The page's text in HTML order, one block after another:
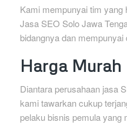
Kami mempunyai tim yang
Jasa SEO Solo Jawa
bidangnya dan mempunyai
Harga Murah
Diantara perusahaan jasa
kami tawarkan cukup
pelaku bisnis pemula yang